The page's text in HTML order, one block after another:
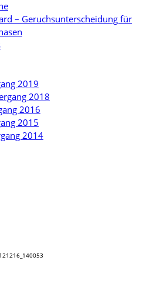
– Geruchsunterscheidung für
2019
2018
2016
2015
2014